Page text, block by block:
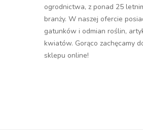
ogrodnictwa, z ponad 25
branży. W naszej ofercie
gatunków i odmian roślin,
kwiatów. Gorąco zachęcamy
sklepu online!